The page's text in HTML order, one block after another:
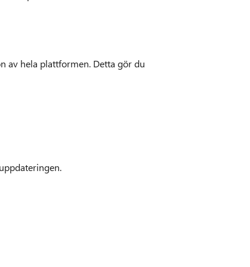
av hela plattformen. Detta gör du